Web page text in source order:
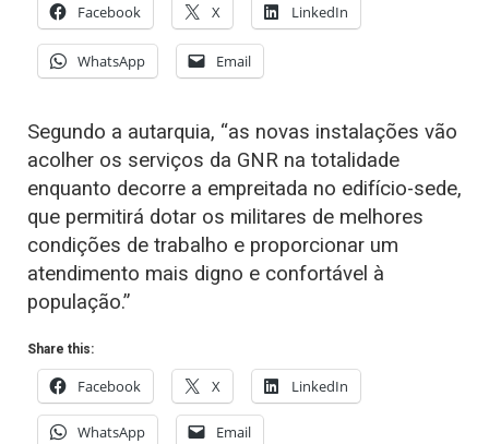
Facebook X LinkedIn
WhatsApp Email
Segundo a autarquia, “as novas instalações vão
acolher os serviços da GNR na totalidade
enquanto decorre a empreitada no edifício-sede,
que permitirá dotar os militares de melhores
condições de trabalho e proporcionar um
atendimento mais digno e confortável à
população.”
Share this:
Facebook X LinkedIn
WhatsApp Email